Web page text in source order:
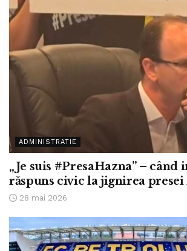
ADMINISTRATIE
„Je suis #PresaHazna” – când
răspuns civic la jignirea presei
28 mai 2026